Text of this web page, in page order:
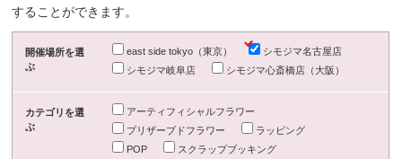
することができます。
開催場所を選
ぶ
east side tokyo（東京）
シモジマ名古屋店
シモジマ岐阜店
シモジマ心斎橋店（大阪）
カテゴリを選
ぶ
アーティフィシャルフラワー
プリザーブドフラワー
ラッピング
POP
スクラップブッキング